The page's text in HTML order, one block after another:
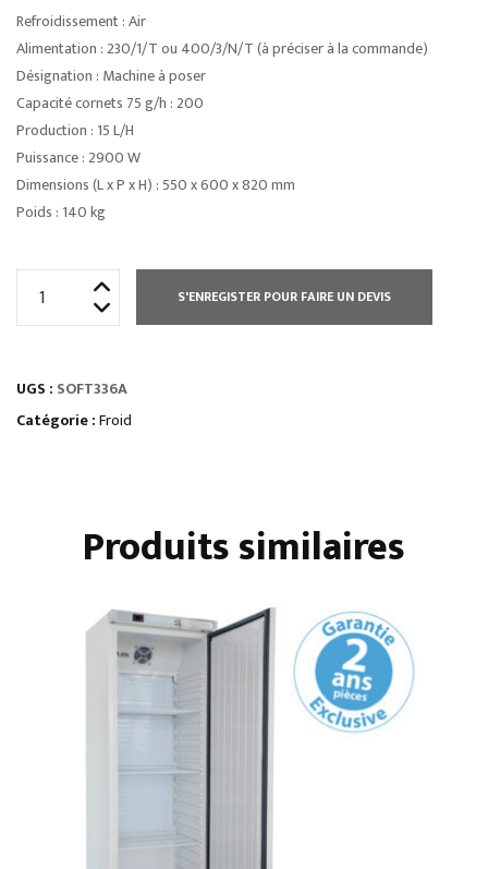
Refroidissement : Air
Alimentation : 230/1/T ou 400/3/N/T (à préciser à la commande)
Désignation : Machine à poser
Capacité cornets 75 g/h : 200
Production : 15 L/H
Puissance : 2900 W
Dimensions (L x P x H) : 550 x 600 x 820 mm
Poids : 140 kg
GLACE
SOFT
S'ENREGISTER POUR FAIRE UN DEVIS
UGS : SOFT336A
Catégorie :Froid
Produits similaires